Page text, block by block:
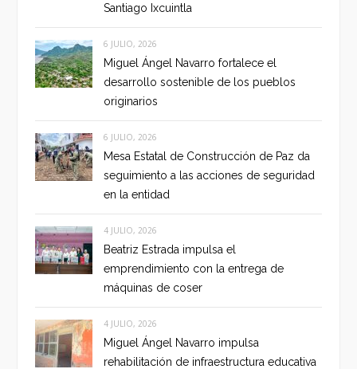
Santiago Ixcuintla
6 JULIO, 2026
Miguel Ángel Navarro fortalece el
desarrollo sostenible de los pueblos
originarios
6 JULIO, 2026
Mesa Estatal de Construcción de Paz da
seguimiento a las acciones de seguridad
en la entidad
4 JULIO, 2026
Beatriz Estrada impulsa el
emprendimiento con la entrega de
máquinas de coser
4 JULIO, 2026
Miguel Ángel Navarro impulsa
rehabilitación de infraestructura educativa